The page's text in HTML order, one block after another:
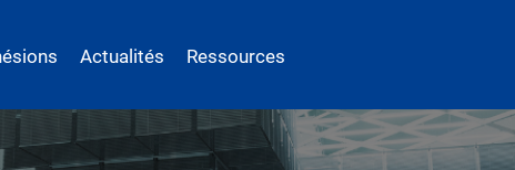
Actualités Ressources